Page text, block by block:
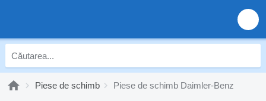
Piese de schimb Piese de schimb Daimler-Benz